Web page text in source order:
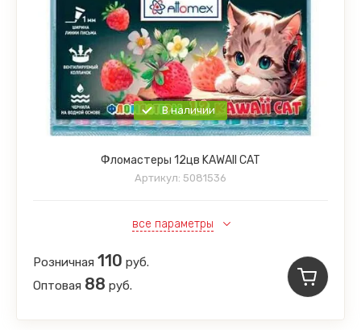
В наличии
Фломастеры 12цв KAWAII CAT
Артикул: 5081536
все параметры
Розничная 110 руб.
Оптовая 88 руб.